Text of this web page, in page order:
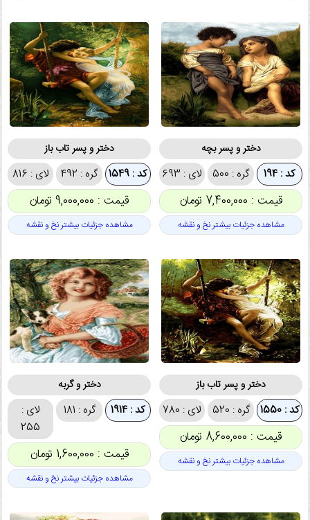
دختر و پسر بچه
کد : 194 گره : 500 لای : 693
قیمت : 7,400,000 تومان
مشاهده جزئیات بیشتر نخ و نقشه
دختر و پسر تاب باز
کد : 1549 گره : 492 لای : 816
قیمت : 9,000,000 تومان
مشاهده جزئیات بیشتر نخ و نقشه
دختر و پسر تاب باز
کد : 1550 گره : 520 لای : 780
قیمت : 8,600,000 تومان
مشاهده جزئیات بیشتر نخ و نقشه
دختر و گربه
کد : 1914 گره : 181
لای :
255
قیمت : 1,600,000 تومان
مشاهده جزئیات بیشتر نخ و نقشه